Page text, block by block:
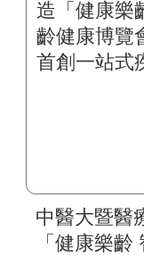
中醫大暨醫
「健康樂